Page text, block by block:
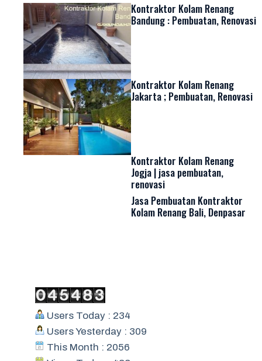
Kontraktor Kolam Renang
Bandung : Pembuatan, Renovasi
Kontraktor Kolam Renang
Jakarta ; Pembuatan, Renovasi
Kontraktor Kolam Renang
Jogja | jasa pembuatan,
renovasi
Jasa Pembuatan Kontraktor
Kolam Renang Bali, Denpasar
Users Today : 234
Users Yesterday : 309
This Month : 2056